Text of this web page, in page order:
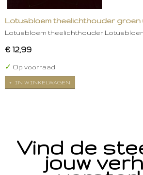
Lotusbloem theelichthouder groen
Lotusbloem theelichthouder
€ 12,99
✓ Op voorraad
IN WINKELWAGEN
Vind de
jouw